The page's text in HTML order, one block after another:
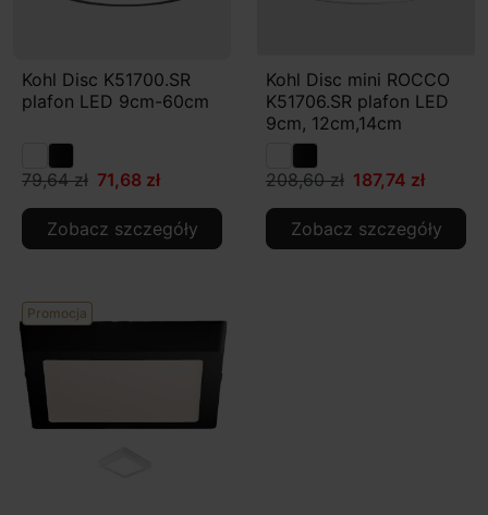
Kohl Disc K51700.SR
plafon LED 9cm-60cm
79,64 zł 71,68 zł
Zobacz szczegóły
Kohl Disc mini ROCCO
K51706.SR plafon LED
9cm, 12cm,14cm
208,60 zł 187,74 zł
Zobacz szczegóły
Promocja